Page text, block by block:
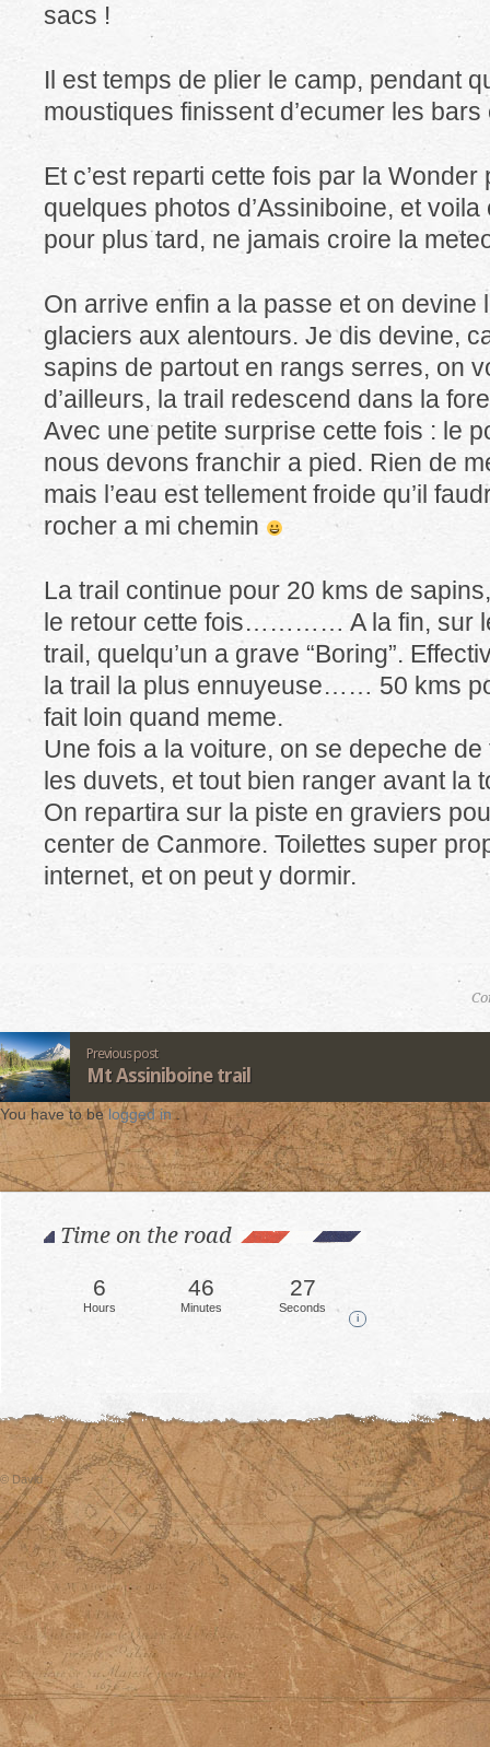
sacs !
Il est temps de plier le camp, pendant
moustiques finissent d’ecumer les
Et c’est reparti cette fois par la
quelques photos d’Assiniboine, et
pour plus tard, ne jamais croire la
On arrive enfin a la passe et on devine
glaciers aux alentours. Je dis devine,
sapins de partout en rangs serres, on
d’ailleurs, la trail redescend dans la
Avec une petite surprise cette fois : le
nous devons franchir a pied. Rien de
mais l’eau est tellement froide qu’il
rocher a mi chemin
La trail continue pour 20 kms de
le retour cette fois………… A la fin, sur
trail, quelqu’un a grave “Boring”.
la trail la plus ennuyeuse…… 50 kms
fait loin quand meme.
Une fois a la voiture, on se depeche
les duvets, et tout bien ranger avant la
On repartira sur la piste en graviers
center de Canmore. Toilettes super
internet, et on peut y dormir.
Previous post
Mt Assiniboine trail
You have to belogged in.
Time on the road
6
Hours
46
Minutes
30
Seconds
i
© David